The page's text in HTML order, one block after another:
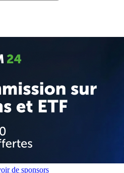
de sponsors